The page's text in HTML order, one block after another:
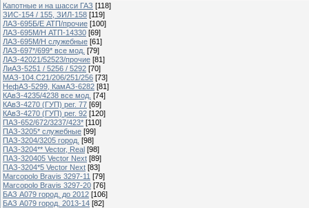
Капотные и на шасси ГАЗ [118]
ЗИС-154 / 155, ЗИЛ-158 [119]
ЛАЗ-695Б/Е АТП/прочие [100]
ЛАЗ-695М/Н АТП-14330 [69]
ЛАЗ-695М/Н служебные [61]
ЛАЗ-697*/699* все мод. [79]
ЛАЗ-42021/52523/прочие [81]
ЛиАЗ-5251 / 5256 / 5292 [70]
МАЗ-104.C21/206/251/256 [73]
НефАЗ-5299, КамАЗ-6282 [81]
КАвЗ-4235/4238 все мод. [74]
КАвЗ-4270 (ГУП) рег. 77 [69]
КАвЗ-4270 (ГУП) рег. 92 [120]
ПАЗ-652/672/3237/423* [110]
ПАЗ-3205* служебные [99]
ПАЗ-3204/3205 город. [98]
ПАЗ-3204** Vector, Real [98]
ПАЗ-320405 Vector Next [89]
ПАЗ-3204*5 Vector Next [83]
Marcopolo Bravis 3297-11 [79]
Marcopolo Bravis 3297-20 [76]
БАЗ А079 город. до 2012 [106]
БАЗ А079 город. 2013-14 [82]